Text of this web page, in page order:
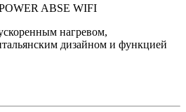
ABSE WIFI
нагревом,
дизайном и функцией